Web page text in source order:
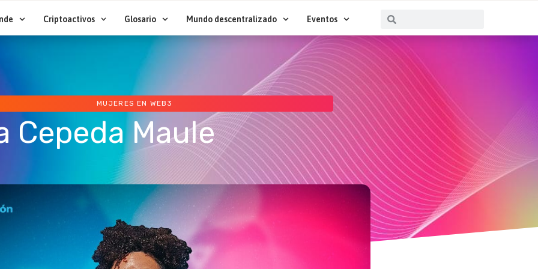
Criptoactivos Glosario Mundo descentralizado Eventos Buscar
MUJERES EN WEB3
Cepeda Maule